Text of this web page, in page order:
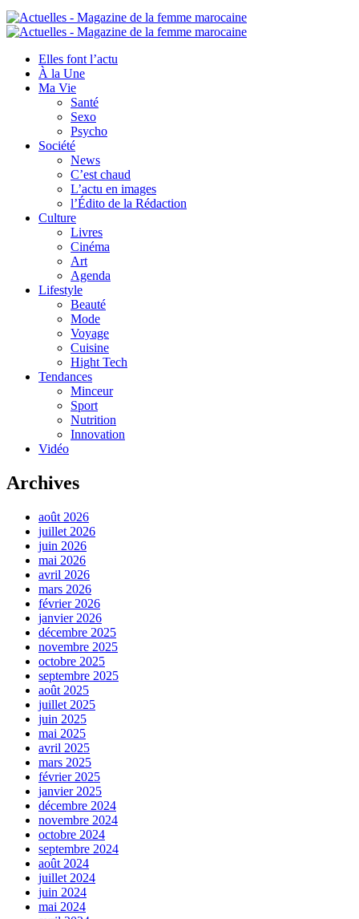
Elles font l’actu
À la Une
Ma Vie
Santé
Sexo
Psycho
Société
News
C’est chaud
L’actu en images
l’Édito de la Rédaction
Culture
Livres
Cinéma
Art
Agenda
Lifestyle
Beauté
Mode
Voyage
Cuisine
Hight Tech
Tendances
Minceur
Sport
Nutrition
Innovation
Vidéo
Archives
août 2026
juillet 2026
juin 2026
mai 2026
avril 2026
mars 2026
février 2026
janvier 2026
décembre 2025
novembre 2025
octobre 2025
septembre 2025
août 2025
juillet 2025
juin 2025
mai 2025
avril 2025
mars 2025
février 2025
janvier 2025
décembre 2024
novembre 2024
octobre 2024
septembre 2024
août 2024
juillet 2024
juin 2024
mai 2024